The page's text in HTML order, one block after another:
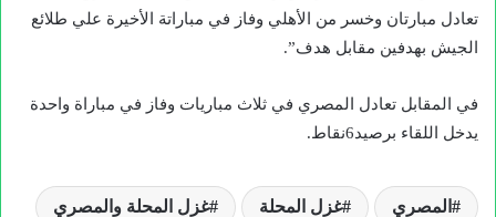
تعادل مبارتان وخسر من الأهلي وفاز في مباراتة الأخيرة علي طلائع
الجيش بهدفين مقابل هدف”.
في المقابل تعادل المصري في ثلاث مباريات وفاز في مباراة واحدة
يدخل اللقاء برصيد6نقاط.
المصري غزل المحلة غزل المحلة والمصري